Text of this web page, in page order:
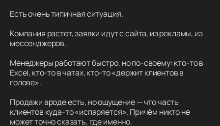
Есть очень типичная ситуация.
Компания растет, заявки идут с сайта, из рекламы, из
мессенджеров.
Менеджеры работают быстро, но по-своему: кто-то в
Excel, кто-то в чатах, кто-то «держит клиентов в
голове».
Продажи вроде есть, но ощущение — что часть
клиентов куда-то «испаряется». Причём никто не
может точно сказать, где именно.